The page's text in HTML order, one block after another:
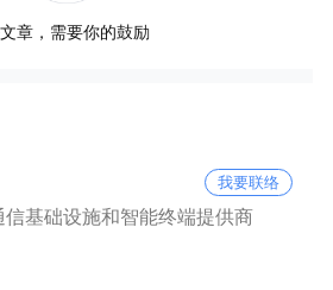
章，需要你的鼓励
我要联络
信基础设施和智能终端提供商